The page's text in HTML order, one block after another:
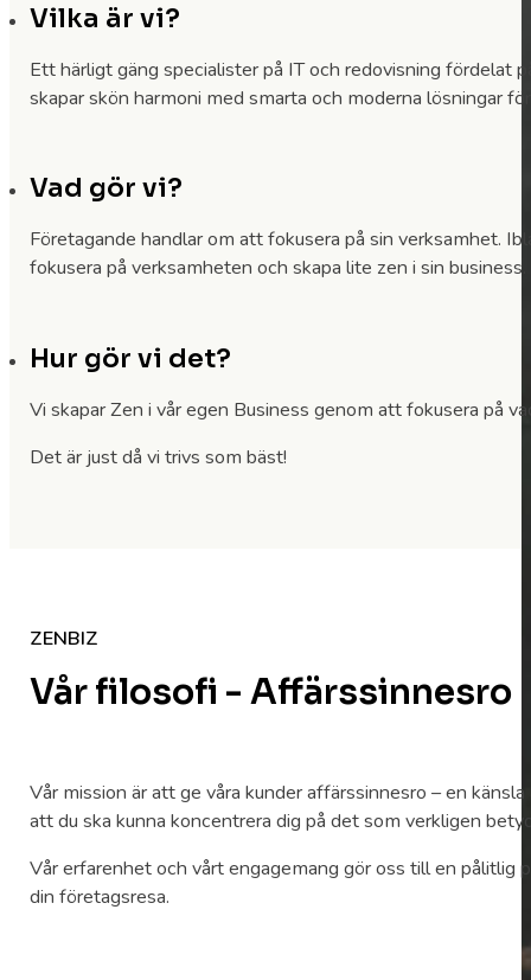
Vilka är vi?
Ett härligt gäng specialister på IT och redovisning fördelat
skapar skön harmoni med smarta och moderna lösningar
Vad gör vi?
Företagande handlar om att fokusera på sin verksamhet.
fokusera på verksamheten och skapa lite zen i sin
Hur gör vi det?
Vi skapar Zen i vår egen Business genom att fokusera på
Det är just då vi trivs som bäst!
ZENBIZ
Vår filosofi - Affärssinnesro
Vår mission är att ge våra kunder affärssinnesro – en
att du ska kunna koncentrera dig på det som verkligen
Vår erfarenhet och vårt engagemang gör oss till en pålitlig
din företagsresa.